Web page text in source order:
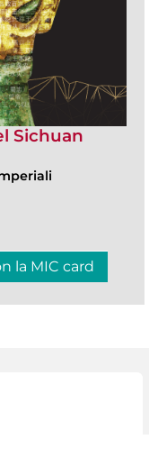
Sichuan
la MIC card